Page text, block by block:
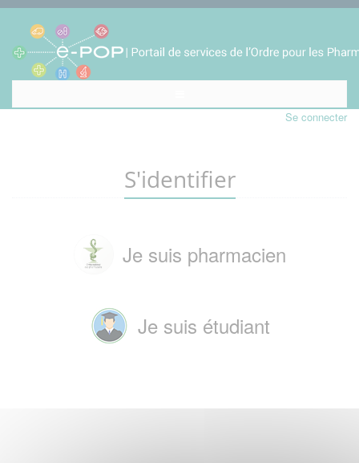
Se connecter
S'identifier
Je suis pharmacien
Je suis étudiant